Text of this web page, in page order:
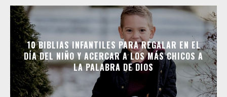
10 BIBLIAS INFANTILES PARA REGALAR EN EL
DÍA DEL NIÑO Y ACERCAR A LOS MÁS CHICOS A
LA PALABRA DE DIOS